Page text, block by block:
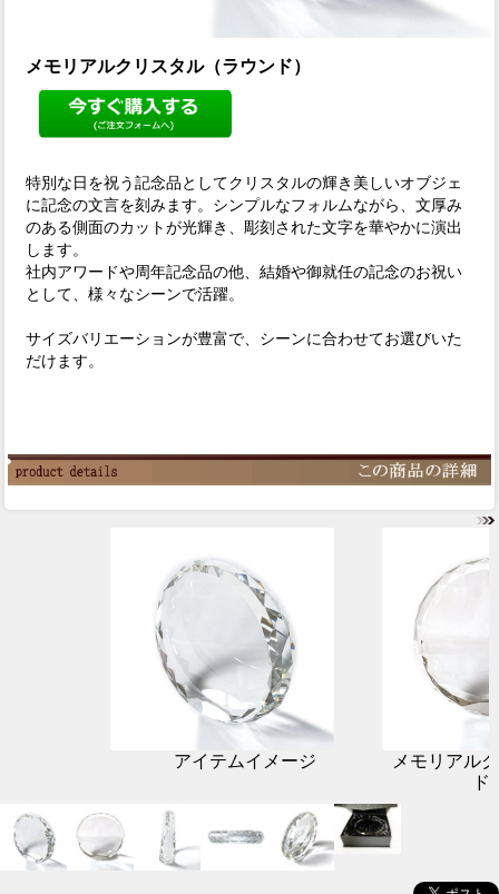
メモリアルクリスタル（ラウンド）
特別な日を祝う記念品としてクリスタルの輝き美しいオブジェ
に記念の文言を刻みます。シンプルなフォルムながら、文厚み
のある側面のカットが光輝き、彫刻された文字を華やかに演出
します。
社内アワードや周年記念品の他、結婚や御就任の記念のお祝い
として、様々なシーンで活躍。
サイズバリエーションが豊富で、シーンに合わせてお選びいた
だけます。
アイテムイメージ
メモリアル